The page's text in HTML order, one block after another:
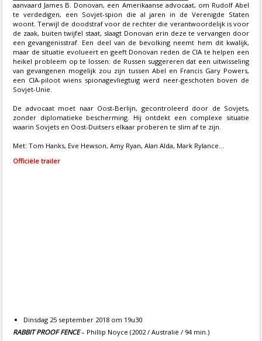
aanvaard James B. Donovan, een Amerikaanse advocaat, om Rudolf Abel
te verdedigen, een Sovjet-spion die al jaren in de Verenigde Staten
woont. Terwijl de doodstraf voor de rechter die verantwoordelijk is voor
de zaak, buiten twijfel staat, slaagt Donovan erin deze te vervangen door
een gevangenisstraf. Een deel van de bevolking neemt hem dit kwalijk,
maar de situatie evolueert en geeft Donovan reden de CIA te helpen een
heikel probleem op te lossen: de Russen suggereren dat een uitwisseling
van gevangenen mogelijk zou zijn tussen Abel en Francis Gary Powers,
een CIA-piloot wiens spionagevliegtuig werd neer-geschoten boven de
Sovjet-Unie.
De advocaat moet naar Oost-Berlijn, gecontroleerd door de Sovjets,
zonder diplomatieke bescherming. Hij ontdekt een complexe situatie
waarin Sovjets en Oost-Duitsers elkaar proberen te slim af te zijn.
Met: Tom Hanks, Eve Hewson, Amy Ryan, Alan Alda, Mark Rylance...
Officiële trailer
Dinsdag 25 september 2018 om 19u30
RABBIT PROOF FENCE – Phillip Noyce (2002 / Australië / 94 min.)